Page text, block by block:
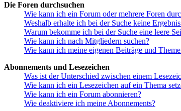
Die Foren durchsuchen
Wie kann ich ein Forum oder mehrere Foren
Weshalb erhalte ich bei der Suche keine
Warum bekomme ich bei der Suche eine leere
Wie kann ich nach Mitgliedern suchen?
Wie kann ich meine eigenen Beiträge und
Abonnements und Lesezeichen
Was ist der Unterschied zwischen einem
Wie kann ich ein Lesezeichen auf ein Thema
Wie kann ich ein Forum abonnieren?
Wie deaktiviere ich meine Abonnements?